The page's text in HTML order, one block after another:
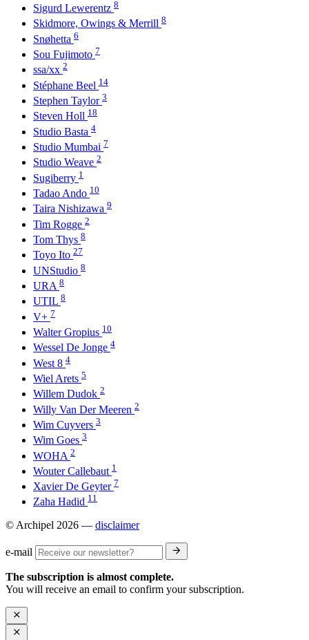
Sigurd Lewerentz 8
Skidmore, Owings & Merrill 8
Snøhetta 6
Sou Fujimoto 7
ssa/xx 2
Stéphane Beel 14
Stephen Taylor 3
Steven Holl 18
Studio Basta 4
Studio Mumbai 7
Studio Weave 2
Sugiberry 1
Tadao Ando 10
Taira Nishizawa 9
Tim Rogge 2
Tom Thys 8
Toyo Ito 27
UNStudio 8
URA 8
UTIL 8
V+ 7
Walter Gropius 10
Wessel De Jonge 4
West 8 4
Wiel Arets 5
Willem Dudok 2
Willy Van Der Meeren 2
Wim Cuyvers 3
Wim Goes 3
WOHA 2
Wouter Callebaut 1
Xavier De Geyter 7
Zaha Hadid 11
© Archipel 2026 — disclaimer
e-mail
The subscription is almost complete.
You will receive an email to confirm your subscription.